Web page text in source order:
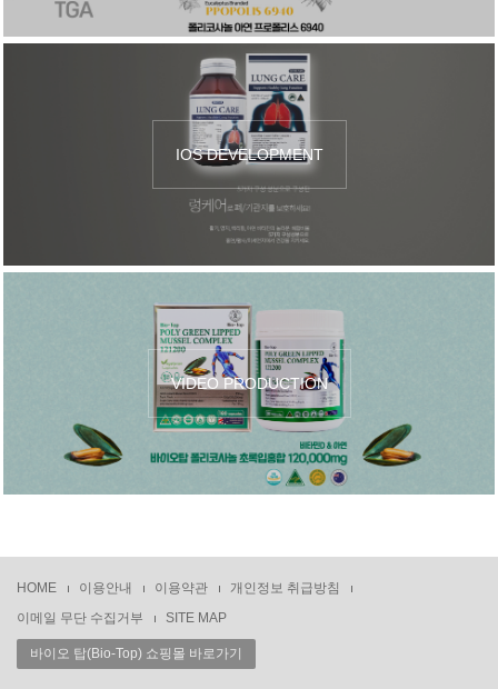
IOS DEVELOPMENT
VIDEO PRODUCTION
HOME 이용안내 이용약관
개인정보 취급방침
이메일 무단 수집거부
SITE MAP
바이오 탑(Bio-Top) 쇼핑몰 바로가기